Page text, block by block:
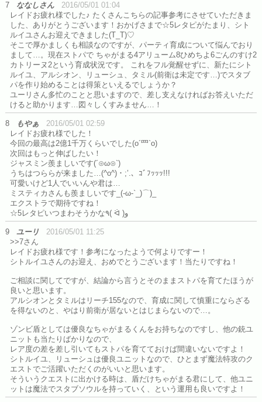
7 ななしさん
2016/05/01 01:04
レイドお疲れ様でした♪ たくさんこちらの記事参考にさせていただきま
した、ありがとうございます！おかげさまで☆5レタピがたまり、シト
ルイユさんお迎えできました(T_T)♡
そこで厚かましくも相談なのですが、パーティ育成について悩んでおり
まして…。現在ストパで ちゃがまる4アリューム8ひめちよ6ごんのすけ2
カトリーヌ2という育成状況です。 これをフル覚醒せずに、新たにシト
ルイユ、アルシオン、リューシュ、タミル(前衛は未定です…)でスタブ
パを作り始めることは得策といえるでしょうか？
ユーリさん多忙のことと思いますので、差し支えなければお答えいただ
けると助かります…図々しくすみません…！
8 もやぁ
2016/05/01 02:59
レイドお疲れ様でした！
今回の最高は2億1千万くらいでした(o´罒`o)
次回はもっと伸ばしたい！
ジャスミン羨ましいです(´⊙ω⊙`)
うちはつららが来ました…(^o^)・;’.、ｺﾞﾌｯｯｯ!!!
可愛いけど1人でいいんや君は…
ミスティカさんも羨ましいです_(-ω-`_)⌒)_
エクストラで期待ですね！
☆5レタピいつまわそうかな٩( ᐛ )و
9 ユーリ
2016/05/01 11:25
>>7さん
レイドお疲れ様です！参考になったようで何よりですー！
シトルイユさんのお迎え、おめでとうございます！当たりですね！
ご相談に関してですが、結論から言うとそのままストパを育てたほうが
良いと思います。
アルシオンとタミルはリーチ155なので、育成に関して慎重にならざる
を得ないのと、やはり前衛が居ないとはじまらないので…。
ゾンビ盾としては優良なちゃがまるくんをお持ちなのですし、他の銃ユ
ニットも当たりばかりなので、
レア度の差を差し引いてもストパを育てておけば間違いないですよ！
シトルイユ、リューシュは優良ユニットなので、ひとまず魔法特攻のク
エストでご活躍いただくのがいいと思います。
そういうクエストに出かける時は、盾だけちゃがまる君にして、他ユニ
ットは魔法でスタブソウルを持っていく、という運用も良いですよ！